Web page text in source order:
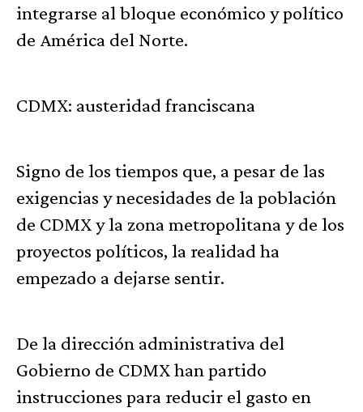
integrarse al bloque económico y político
de América del Norte.
CDMX: austeridad franciscana
Signo de los tiempos que, a pesar de las
exigencias y necesidades de la población
de CDMX y la zona metropolitana y de los
proyectos políticos, la realidad ha
empezado a dejarse sentir.
De la dirección administrativa del
Gobierno de CDMX han partido
instrucciones para reducir el gasto en